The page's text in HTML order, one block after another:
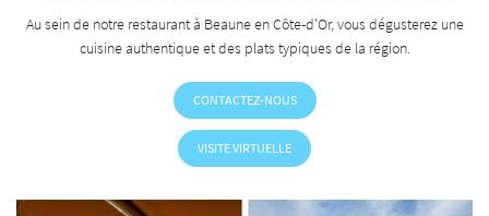
Au sein de notre restaurant à Beaune en Côte-d'Or, vous dégusterez une
cuisine authentique et des plats typiques de la région.
CONTACTEZ-NOUS
VISITE VIRTUELLE